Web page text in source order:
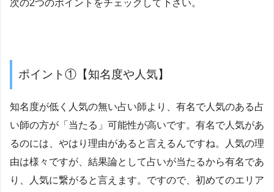
次の2つのポイントをチェックして下さい。
ポイント①【知名度や人気】
知名度が低く人気の無い占い師より、有名で人気のある占
い師の方が「当たる」可能性が高いです。有名で人気があ
るのには、やはり理由があると言えるんですね。人気の理
由は様々ですが、結果論として占いが当たるから有名であ
り、人気に繋がると言えます。ですので、初めてのエリア